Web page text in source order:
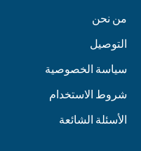
من نحن
التوصيل
سياسة الخصوصية
شروط الاستخدام
الأسئلة الشائعة